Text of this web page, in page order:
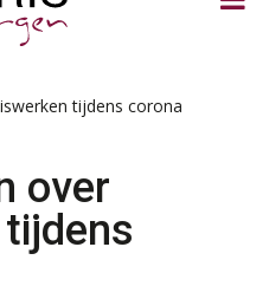
tijdens corona
over